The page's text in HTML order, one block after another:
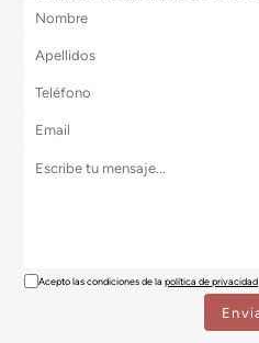
Acepto las condiciones de lapolítica de privacidad